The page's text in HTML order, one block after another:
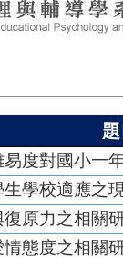
題
度對國小一
學校適應之
原力之相關
態度之相關